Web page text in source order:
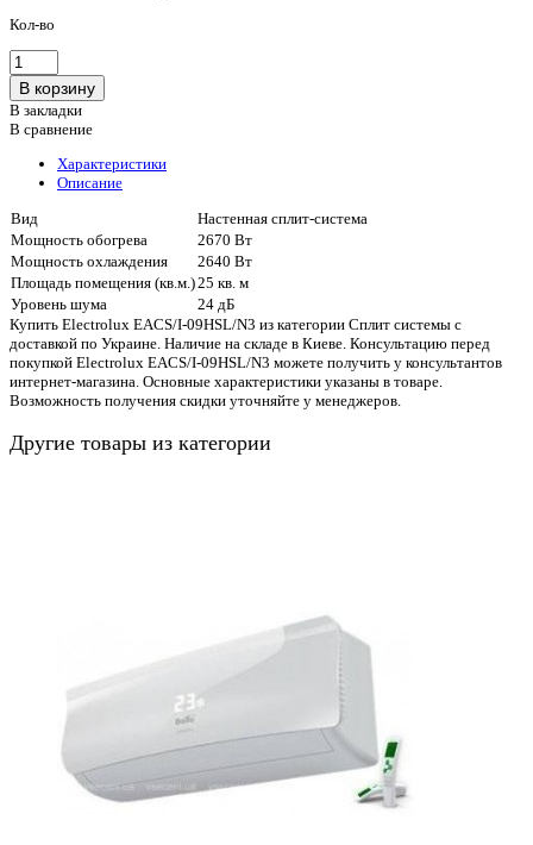
Кол-во
В закладки
В сравнение
Характеристики
Описание
Вид
Настенная сплит-система
Мощность обогрева
2670 Вт
Мощность охлаждения
2640 Вт
Площадь помещения (кв.м.)25 кв. м
Уровень шума
24 дБ
Купить Electrolux EACS/I-09HSL/N3 из категории Сплит системы с
доставкой по Украине. Наличие на складе в Киеве. Консультацию перед
покупкой Electrolux EACS/I-09HSL/N3 можете получить у консультантов
интернет-магазина. Основные характеристики указаны в товаре.
Возможность получения скидки уточняйте у менеджеров.
Другие товары из категории